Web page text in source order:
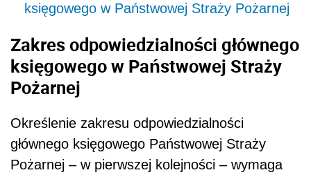
księgowego w Państwowej Straży Pożarnej
Zakres odpowiedzialności głównego
księgowego w Państwowej Straży
Pożarnej
Określenie zakresu odpowiedzialności
głównego księgowego Państwowej Straży
Pożarnej – w pierwszej kolejności – wymaga